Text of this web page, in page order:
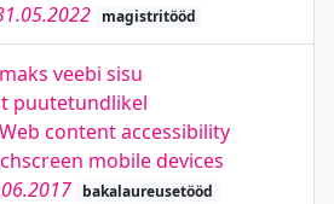
magistritööd
veebi sisu
puutetundlikel
content accessibility
mobile devices
bakalaureusetööd